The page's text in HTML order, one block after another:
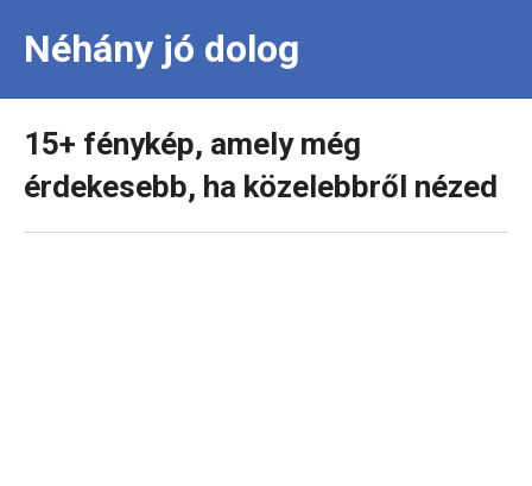
Néhány jó dolog
15+ fénykép, amely még
érdekesebb, ha közelebbről nézed